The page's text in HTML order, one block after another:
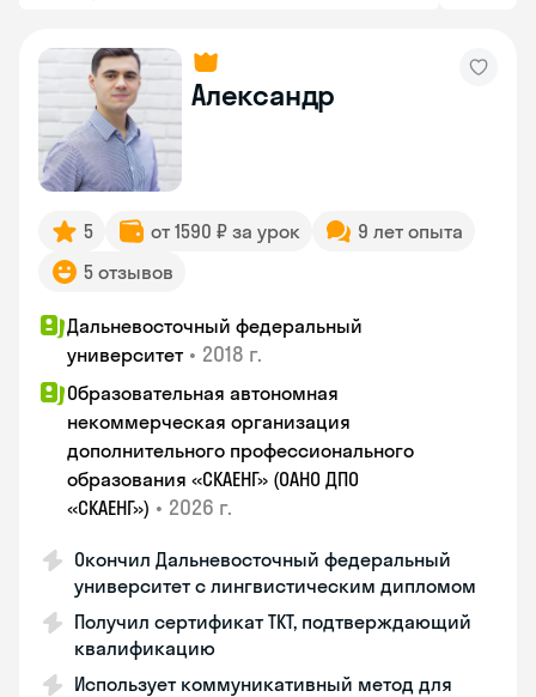
Александр
5 от 1590 ₽ за урок
9 лет опыта
5 отзывов
Дальневосточный федеральный
университет • 2018 г.
Образовательная автономная
некоммерческая организация
дополнительного профессионального
образования «СКАЕНГ» (ОАНО ДПО
«СКАЕНГ») • 2026 г.
Окончил Дальневосточный федеральный
университет с лингвистическим дипломом
Получил сертификат TKT, подтверждающий
квалификацию
Использует коммуникативный метод для